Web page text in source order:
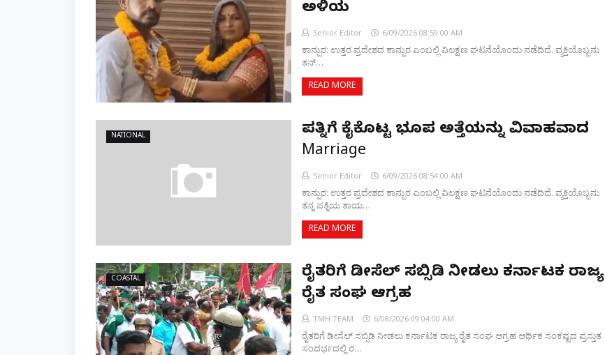
ಅಳಿಯ
Senior Editor 6/09/2026 08:59:00 AM
ಕಾನ್ಪುರ: ಉತ್ತರ ಪ್ರದೇಶದ ಕಾನ್ಪುರ ಎಂಬಲ್ಲಿ ವಿಲಕ್ಷಣ ಘಟನೆಯೊಂದು ನಡೆದಿದೆ. ವ್ಯಕ್ತಿಯೊಬ್ಬನು
ತನ್…
READ MORE
NATIONAL
ಪತ್ನಿಗೆ ಕೈಕೊಟ್ಟ ಭೂಪ ಅತ್ತೆಯನ್ನು ವಿವಾಹವಾದ
Marriage
Senior Editor 6/09/2026 08:54:00 AM
ಕಾನ್ಪುರ: ಉತ್ತರ ಪ್ರದೇಶದ ಕಾನ್ಪುರ ಎಂಬಲ್ಲಿ ವಿಲಕ್ಷಣ ಘಟನೆಯೊಂದು ನಡೆದಿದೆ. ವ್ಯಕ್ತಿಯೊಬ್ಬನು
ತನ್ನ ಪತ್ನಿಯ ತಾಯ…
READ MORE
COASTAL
ರೈತರಿಗೆ ಡೀಸೆಲ್ ಸಬ್ಸಿಡಿ ನೀಡಲು ಕರ್ನಾಟಕ ರಾಜ್ಯ
ರೈತ ಸಂಘ ಆಗ್ರಹ
TMH TEAM 6/08/2026 09:04:00 AM
ರೈತರಿಗೆ ಡೀಸೆಲ್ ಸಬ್ಸಿಡಿ ನೀಡಲು ಕರ್ನಾಟಕ ರಾಜ್ಯ ರೈತ ಸಂಘ ಆಗ್ರಹ ಆರ್ಥಿಕ ಸಂಕಷ್ಟದ ಪ್ರಸ್ತುತ
ಸಂದರ್ಭದಲ್ಲಿ ರ…